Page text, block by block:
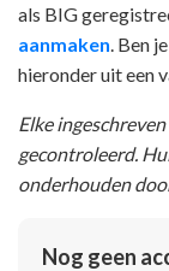
als BIG
aanmaken . Ben
hieronder uit een
Elke
gecontroleerd.
onderhouden
Nog geen